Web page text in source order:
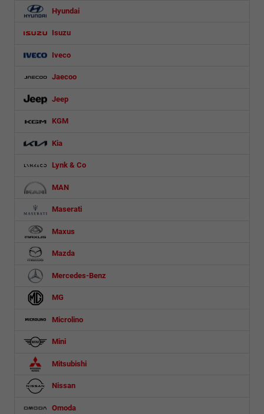
Hyundai
Isuzu
Iveco
Jaecoo
Jeep
KGM
Kia
Lynk & Co
MAN
Maserati
Maxus
Mazda
Mercedes-Benz
MG
Microlino
Mini
Mitsubishi
Nissan
Omoda